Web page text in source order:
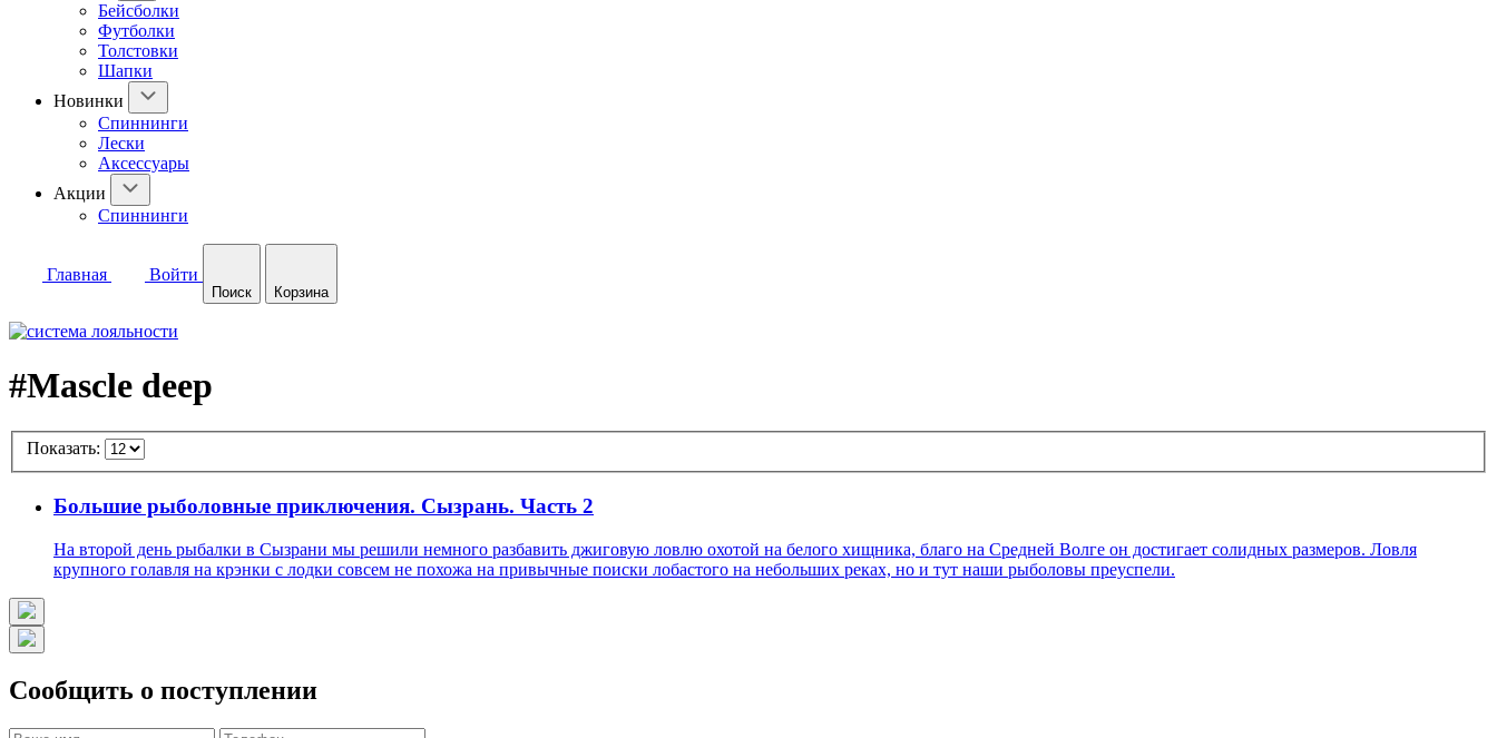
Бейсболки
Футболки
Толстовки
Шапки
Новинки
Спиннинги
Лески
Аксессуары
Акции
Спиннинги
Главная Войти
Поиск Корзина
#Mascle deep
Показать:
Большие рыболовные приключения. Сызрань. Часть 2
На второй день рыбалки в Сызрани мы решили немного разбавить джиговую ловлю охотой на белого хищника, благо на Средней Волге он достигает солидных размеров. Ловля
крупного голавля на крэнки с лодки совсем не похожа на привычные поиски лобастого на небольших реках, но и тут наши рыболовы преуспели.
Сообщить о поступлении